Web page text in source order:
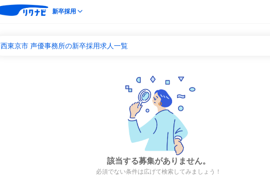
新卒採用
西東京市 声優事務所の新卒採用求人一覧
該当する募集がありません。
必須でない条件は広げて検索してみましょう！